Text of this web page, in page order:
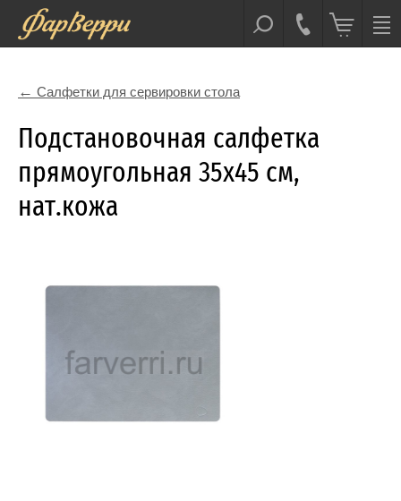
Салфетки для сервировки стола
Подстановочная салфетка
прямоугольная 35x45 см,
нат.кожа